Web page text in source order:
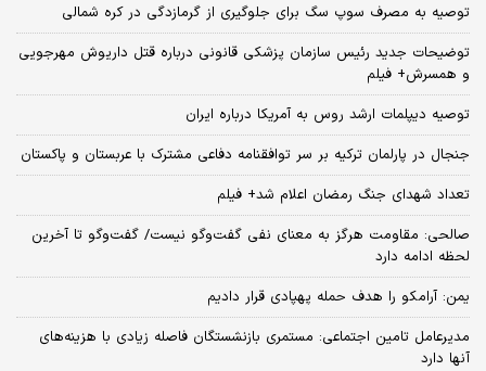
توصیه به مصرف سوپ سگ برای جلوگیری از گرمازدگی در کره شمالی
توضیحات جدید رئیس سازمان پزشکی قانونی درباره قتل داریوش مهرجویی
و همسرش+ فیلم
توصیه دیپلمات ارشد روس به آمریکا درباره ایران
جنجال در پارلمان ترکیه بر سر توافقنامه دفاعی مشترک با عربستان و پاکستان
تعداد شهدای جنگ رمضان اعلام شد+ فیلم
صالحی: مقاومت هرگز به معنای نفی گفت‌وگو نیست/ گفت‌وگو تا آخرین
لحظه ادامه دارد
یمن: آرامکو را هدف حمله پهپادی قرار دادیم
مدیرعامل تامین اجتماعی: مستمری بازنشستگان فاصله زیادی با هزینه‌های
آنها دارد